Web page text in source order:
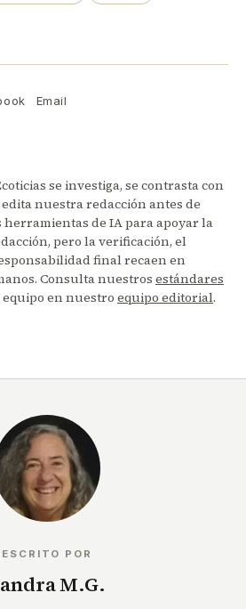
Email
se investiga, se contrasta con
nuestra redacción antes de
de IA para apoyar la
pero la verificación, el
final recaen en
Consulta nuestros estándares
equipo en nuestro equipo editorial.
ESCRITO POR
M.G.